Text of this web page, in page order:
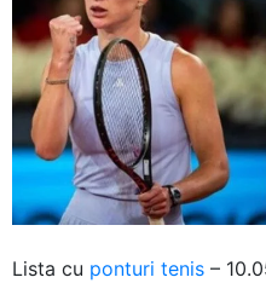
Lista cu ponturi tenis –